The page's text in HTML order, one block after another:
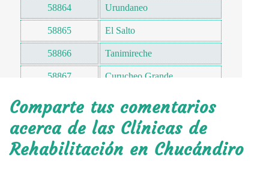
58864 Urundaneo
58865 El Salto
58866 Tanimireche
58867 Curucheo Grande
La Presa
58869 El Marijo
Comparte tus comentarios
acerca de las Clínicas de
Rehabilitación en Chucándiro